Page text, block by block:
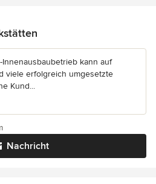
kann auf
viele erfolgreich umgesetzte
Kund...
Nachricht